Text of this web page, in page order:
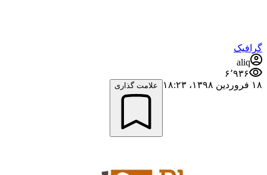
گرافیک
aliq
۶٬۹۳۶
۱۸ فروردین ۱۳۹۸،‏ ۱۸:۲۳
علامت گذاری